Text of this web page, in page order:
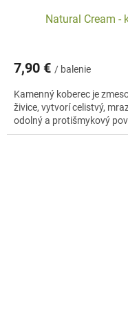
Natural Cream -
7,90 € / balenie
Kamenný koberec je
živice, vytvorí celistvý,
odolný a protišmykový